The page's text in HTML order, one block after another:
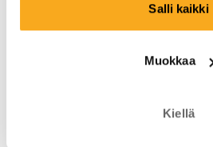
Salli kaikki
Muokkaa
Kiellä